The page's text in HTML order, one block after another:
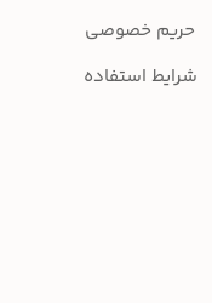
حریم خصوصی
شرایط استفاده